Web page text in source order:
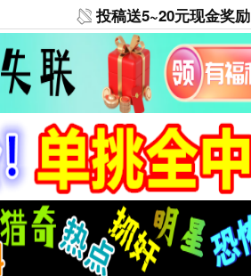
投稿送5~20元现金奖励